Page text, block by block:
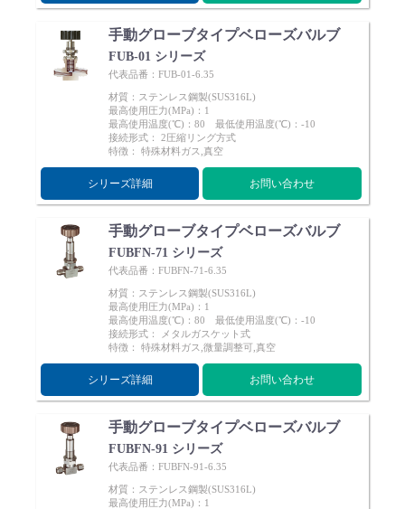
手動グローブタイプベローズバルブ
FUB-01 シリーズ
代表品番：FUB-01-6.35
材質：ステンレス鋼製(SUS316L)
最高使用圧力(MPa)：1
最高使用温度(℃)：80 最低使用温度(℃)：-10
接続形式： 2圧縮リング方式
特徴： 特殊材料ガス,真空
シリーズ詳細 お問い合わせ
手動グローブタイプベローズバルブ
FUBFN-71 シリーズ
代表品番：FUBFN-71-6.35
材質：ステンレス鋼製(SUS316L)
最高使用圧力(MPa)：1
最高使用温度(℃)：80 最低使用温度(℃)：-10
接続形式： メタルガスケット式
特徴： 特殊材料ガス,微量調整可,真空
シリーズ詳細 お問い合わせ
手動グローブタイプベローズバルブ
FUBFN-91 シリーズ
代表品番：FUBFN-91-6.35
材質：ステンレス鋼製(SUS316L)
最高使用圧力(MPa)：1